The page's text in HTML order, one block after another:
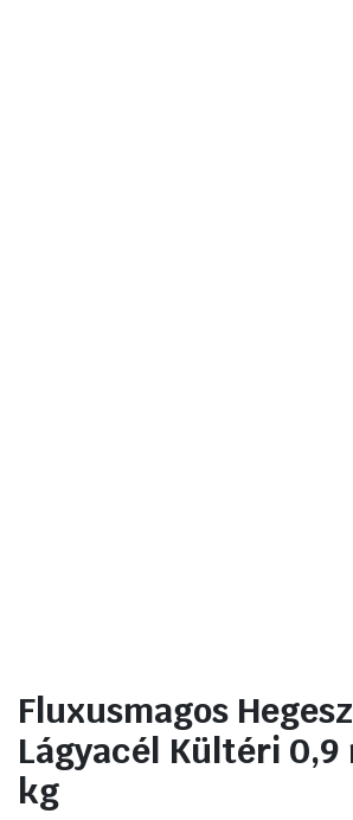
Fluxusmagos
Lágyacél Kültéri 0,9
kg